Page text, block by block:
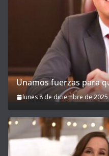
Unamos fuerzas para
lunes 8 de diciembre de 2025